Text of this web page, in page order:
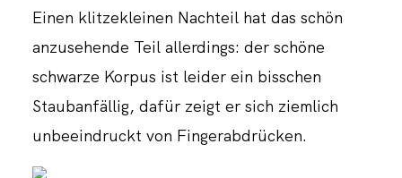
Einen klitzekleinen Nachteil hat das schön
anzusehende Teil allerdings: der schöne
schwarze Korpus ist leider ein bisschen
Staubanfällig, dafür zeigt er sich ziemlich
unbeeindruckt von Fingerabdrücken.